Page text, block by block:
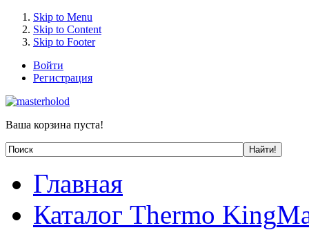
Skip to Menu
Skip to Content
Skip to Footer
Войти
Регистрация
Ваша корзина пуста!
Главная
Каталог Thermo King